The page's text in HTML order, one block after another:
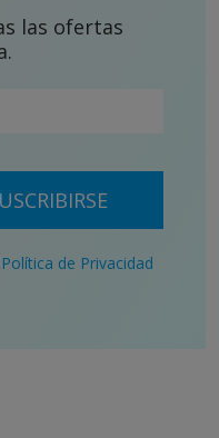
las ofertas
Política de Privacidad